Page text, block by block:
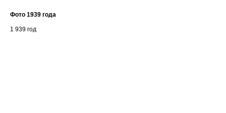
Фото 1939 года
1 939 год